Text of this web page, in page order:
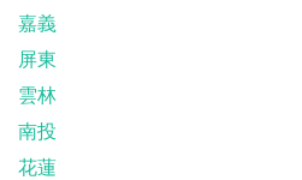
嘉義
屏東
雲林
南投
花蓮